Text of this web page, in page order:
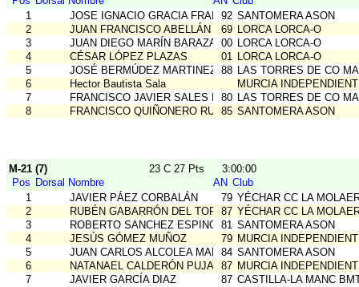
1
JOSE IGNACIO GRACIA FRANCO
92 SANTOMERA ASON
2
JUAN FRANCISCO ABELLÁN ORTÍN
69 LORCA LORCA-O
3
JUAN DIEGO MARÍN BARAZA 00 LORCA LORCA-O
4
CÉSAR LÓPEZ PLAZAS 01 LORCA LORCA-O
5
JOSÉ BERMÚDEZ MARTINEZ 88 LAS TORRES DE CO
6
Hector Bautista Sala
MURCIA
7
FRANCISCO JAVIER SALES FERNANDEZ
80 LAS TORRES DE CO
8
FRANCISCO QUIÑONERO RUIZ85 SANTOMERA ASON
M-21 (7) 23 C 27 Pts
3:00:00
Pos Dorsal Nombre AN Club
1
JAVIER PÁEZ CORBALÁN 79 YÉCHAR CC LA
2
RUBÉN GABARRÓN DEL TORO87 YÉCHAR CC LA
3
ROBERTO SANCHEZ ESPINOSA
81 SANTOMERA ASON
4
JESÚS GÓMEZ MUÑOZ 79 MURCIA
5
JUAN CARLOS ALCOLEA MARTINEZ
84 SANTOMERA ASON
6
NATANAEL CALDERÓN PUJANTE
87 MURCIA
7
JAVIER GARCÍA DIAZ 87 CASTILLA-LA MANC